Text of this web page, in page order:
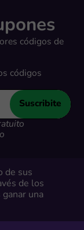
códigos de
códigos
Suscribite
de sus
de los
una